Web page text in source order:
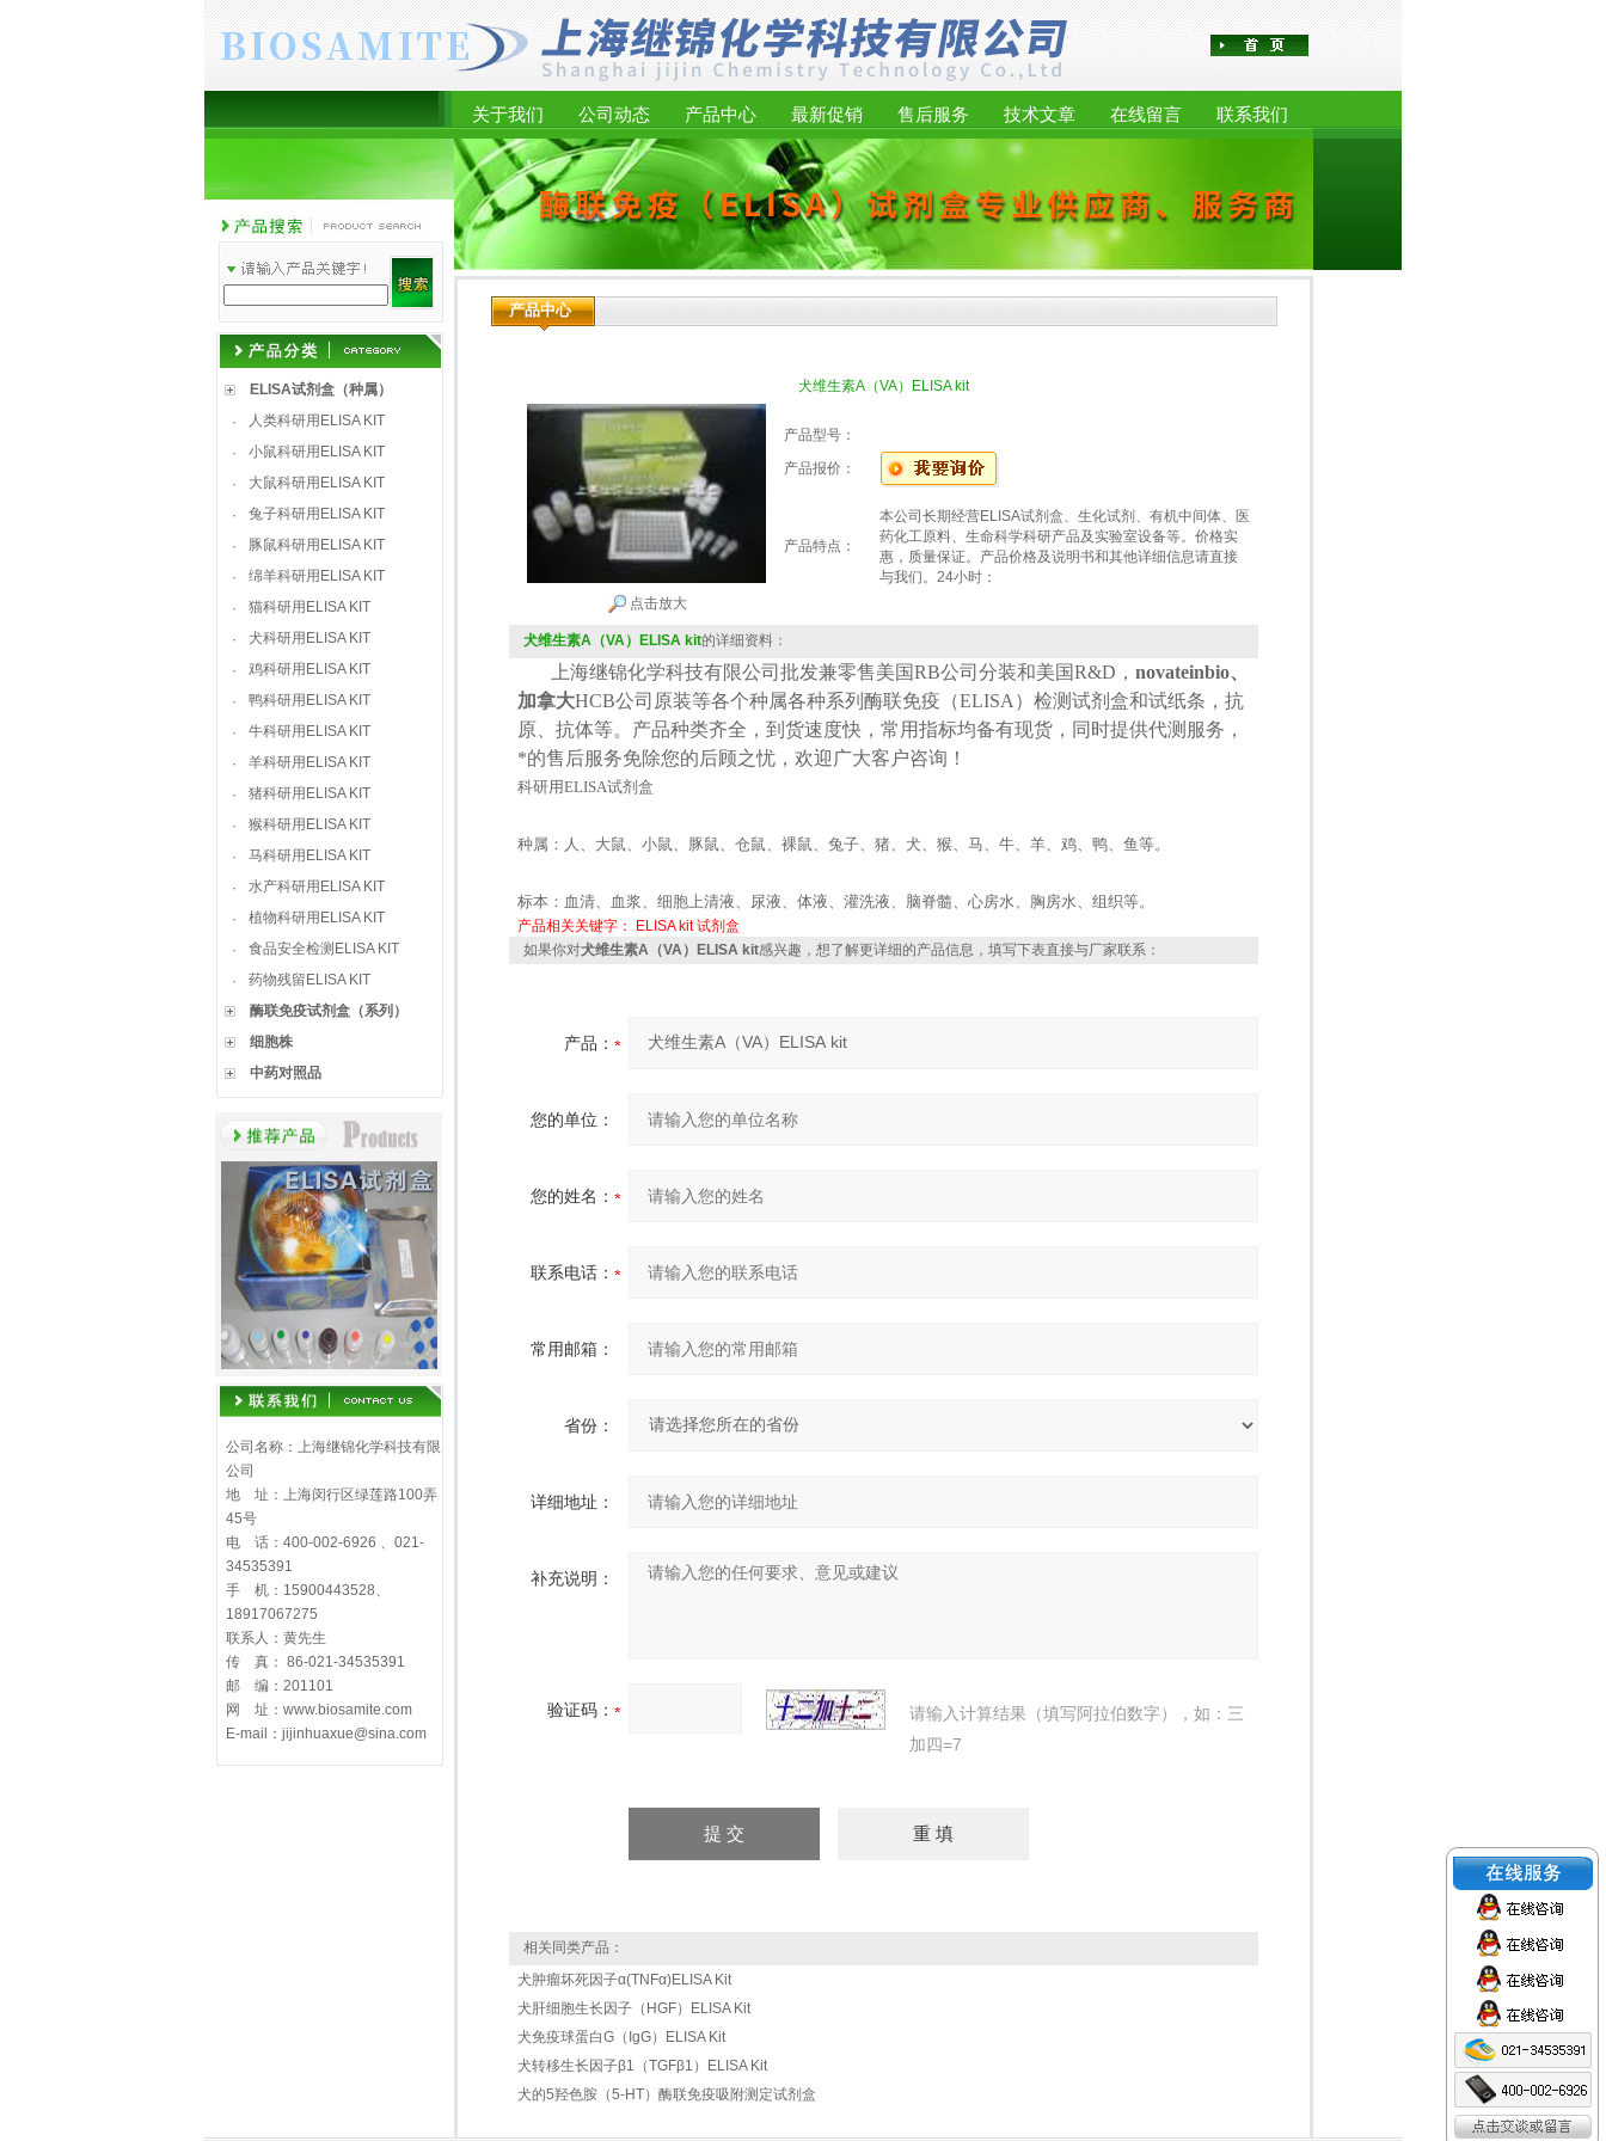
关于我们 公司动态 产品中心 最新促销 售后服务 技术文章 在线留言 联系我们
ELISA试剂盒（种属）
·
人类科研用ELISA KIT
·
小鼠科研用ELISA KIT
·
大鼠科研用ELISA KIT
·
兔子科研用ELISA KIT
·
豚鼠科研用ELISA KIT
·
绵羊科研用ELISA KIT
·
猫科研用ELISA KIT
·
犬科研用ELISA KIT
·
鸡科研用ELISA KIT
·
鸭科研用ELISA KIT
·
牛科研用ELISA KIT
·
羊科研用ELISA KIT
·
猪科研用ELISA KIT
·
猴科研用ELISA KIT
·
马科研用ELISA KIT
·
水产科研用ELISA KIT
·
植物科研用ELISA KIT
·
食品安全检测ELISA KIT
·
药物残留ELISA KIT
酶联免疫试剂盒（系列）
细胞株
中药对照品
公司名称：上海继锦化学科技有限
公司
地 址：上海闵行区绿莲路100弄
45号
电 话：400-002-6926 、021-
34535391
手 机：15900443528、
18917067275
联系人：黄先生
传 真： 86-021-34535391
邮 编：201101
网 址：www.biosamite.com
E-mail：jijinhuaxue@sina.com
产品中心
犬维生素A（VA）ELISA kit
点击放大
产品型号：
产品报价：
产品特点：
本公司长期经营ELISA试剂盒、生化试剂、有机中间体、医
药化工原料、生命科学科研产品及实验室设备等。价格实
惠，质量保证。产品价格及说明书和其他详细信息请直接
与我们。24小时：
犬维生素A（VA）ELISA kit的详细资料：
上海继锦化学科技有限公司批发兼零售美国RB公司 分装和美国R&D ， novateinbio、
加拿大HCB公司原装等各个种属各种系列酶联免疫（ELISA ）检测试剂盒和试纸条，抗
原、抗体等。产品种类齐全，到货速度快，常用指标均备有现货，同时提供代测服务，
*的售后服务免除您的后顾之忧，欢迎广大客户咨询！
科研用ELISA试剂盒
种属：人、大鼠、小鼠、豚鼠、仓鼠、裸鼠、兔子、猪、犬、猴、马、牛、羊、鸡、鸭、鱼等。
标本：血清、血浆、细胞上清液、尿液、体液、灌洗液、脑脊髓、心房水、胸房水、组织等。
产品相关关键字： ELISA kit 试剂盒
如果你对犬维生素A（VA）ELISA kit感兴趣，想了解更详细的产品信息，填写下表直接与厂家联系：
产品：
您的单位：
您的姓名：
联系电话：
常用邮箱：
省份：
详细地址：
补充说明：
验证码：
请输入计算结果（填写阿拉伯数字），如：三
加四=7
相关同类产品：
犬肿瘤坏死因子α(TNFα)ELISA Kit
犬肝细胞生长因子（HGF）ELISA Kit
犬免疫球蛋白G（IgG）ELISA Kit
犬转移生长因子β1（TGFβ1）ELISA Kit
犬的5羟色胺（5-HT）酶联免疫吸附测定试剂盒